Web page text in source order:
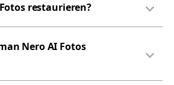
restaurieren?
Nero AI Fotos